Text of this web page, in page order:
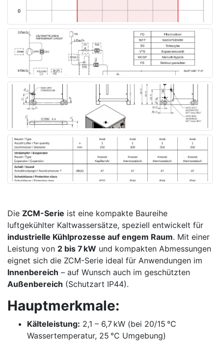
Die ZCM-Serie ist eine kompakte Baureihe
luftgekühlter Kaltwassersätze, speziell entwickelt für
industrielle Kühlprozesse auf engem Raum. Mit einer
Leistung von 2 bis 7 kW und kompakten Abmessungen
eignet sich die ZCM-Serie ideal für Anwendungen im
Innenbereich – auf Wunsch auch im geschützten
Außenbereich (Schutzart IP44).
Hauptmerkmale:
Kälteleistung: 2,1 – 6,7 kW (bei 20/15 °C
Wassertemperatur, 25 °C Umgebung)